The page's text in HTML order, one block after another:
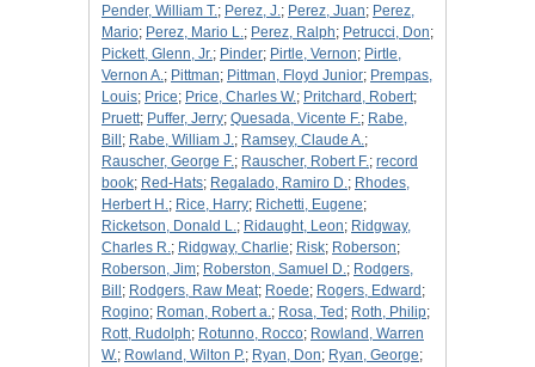
Pender, William T.; Perez, J.; Perez, Juan; Perez,
Mario; Perez, Mario L.; Perez, Ralph; Petrucci, Don;
Pickett, Glenn, Jr.; Pinder; Pirtle, Vernon; Pirtle,
Vernon A.; Pittman; Pittman, Floyd Junior; Prempas,
Louis; Price; Price, Charles W.; Pritchard, Robert;
Pruett; Puffer, Jerry; Quesada, Vicente F.; Rabe,
Bill ; Rabe, William J.; Ramsey, Claude A.;
Rauscher, George F.; Rauscher, Robert F.; record
book; Red-Hats; Regalado, Ramiro D.; Rhodes,
Herbert H.; Rice, Harry; Richetti, Eugene;
Ricketson, Donald L.; Ridaught, Leon; Ridgway,
Charles R.; Ridgway, Charlie; Risk; Roberson;
Roberson, Jim; Roberston, Samuel D.; Rodgers,
Bill ; Rodgers, Raw Meat; Roede; Rogers, Edward ;
Rogino; Roman, Robert a.; Rosa, Ted ; Roth, Philip;
Rott, Rudolph; Rotunno, Rocco; Rowland, Warren
W.; Rowland, Wilton P.; Ryan, Don; Ryan, George;